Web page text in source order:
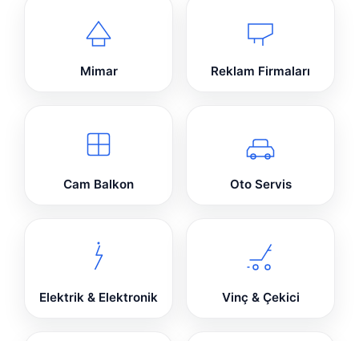
Mimar Reklam Firmaları
Cam Balkon Oto Servis
Elektrik & Elektronik Vinç & Çekici